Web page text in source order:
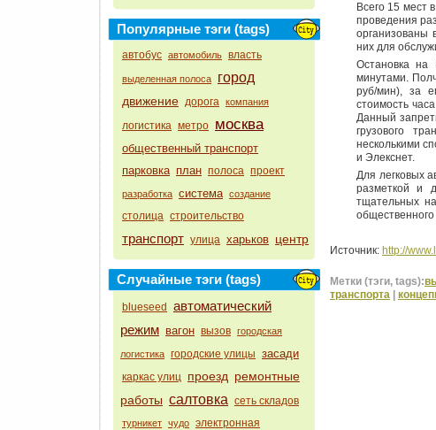
Популярные тэги (tags)
автобус автомобиль власть
выделенная полоса город
движение дорога компания
логистика метро москва
общественный транспорт
парковка план полоса проект
разработка система создание
столица строительство
транспорт улица харьков центр
Случайные тэги (tags)
blueseed
автоматический
режим вагон вызов городская
логистика городские улицы засади
каркас улиц проезд ремонтные
работы салтовка сеть складов
турникет чудо электронная
Всего 15 мест
проведения
организованы
них для
Остановка
минутами.
руб/мин), за
стоимость
Данный
грузового
несколькими
и Элекснет.
Для легковых
разметкой и
тщательных
Источник: http://
Метки (тэги, tags):
транспорта